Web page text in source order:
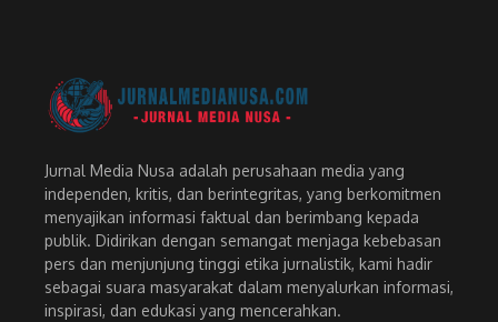
Jurnal Media Nusa adalah perusahaan media yang
independen, kritis, dan berintegritas, yang berkomitmen
menyajikan informasi faktual dan berimbang kepada
publik. Didirikan dengan semangat menjaga kebebasan
pers dan menjunjung tinggi etika jurnalistik, kami hadir
sebagai suara masyarakat dalam menyalurkan informasi,
inspirasi, dan edukasi yang mencerahkan.